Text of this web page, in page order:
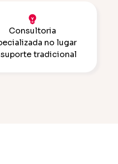
Consultoria
no lugar
tradicional